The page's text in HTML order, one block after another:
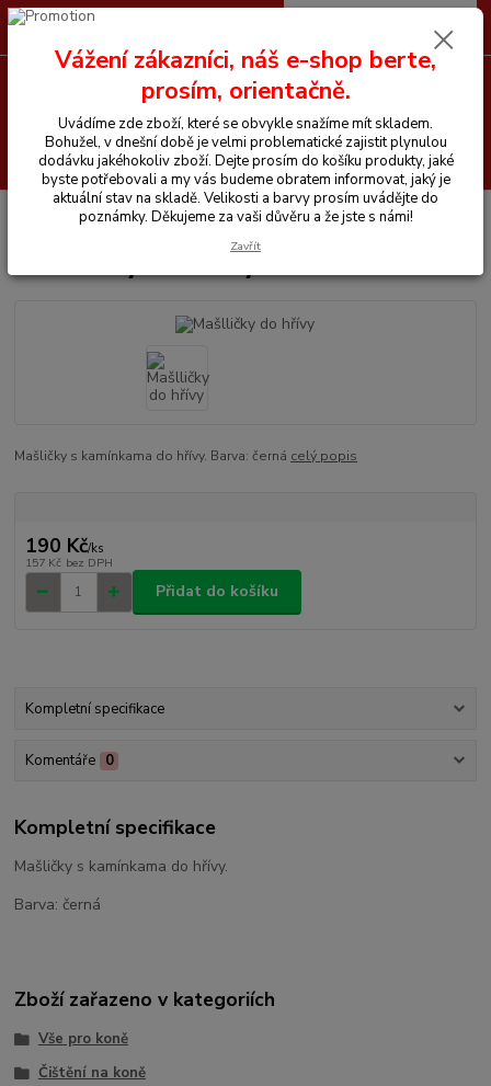
Hledat
+420 605 255 500 0 Kč
Vše pro koně Mašlličky do hřívy
Mašlličky do hřívy
Mašličky s kamínkama do hřívy. Barva: černá celý popis
190 Kč/ks
157 Kč bez DPH
Přidat do košíku
Kompletní specifikace
Komentáře 0
Kompletní specifikace
Mašličky s kamínkama do hřívy.
Barva: černá
Zboží zařazeno v kategoriích
Vše pro koně
Čištění na koně
Vážení zákazníci, náš e-shop berte,
prosím, orientačně.
Uvádíme zde zboží, které se obvykle snažíme mít skladem.
Bohužel, v dnešní době je velmi problematické zajistit plynulou
dodávku jakéhokoliv zboží. Dejte prosím do košíku produkty, jaké
byste potřebovali a my vás budeme obratem informovat, jaký je
aktuální stav na skladě. Velikosti a barvy prosím uvádějte do
poznámky. Děkujeme za vaši důvěru a že jste s námi!
Zavřít